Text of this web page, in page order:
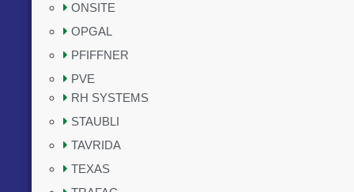
ONSITE
OPGAL
PFIFFNER
PVE
RH SYSTEMS
STAUBLI
TAVRIDA
TEXAS